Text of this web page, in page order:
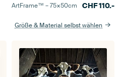
ArtFrame™ –75×50cm CHF110.-
Größe & Material selbst wählen